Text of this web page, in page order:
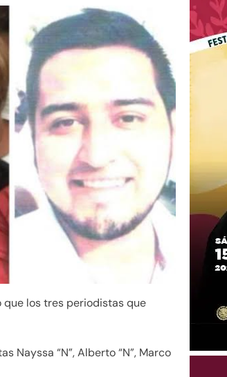
que los tres periodistas que
Nayssa “N”, Alberto “N”, Marco